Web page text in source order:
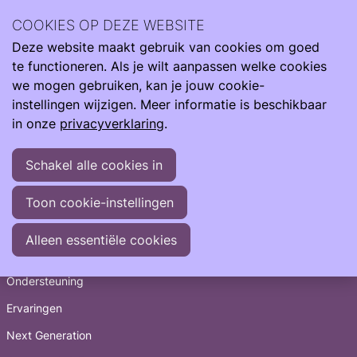
Zoeken
Archief 2024 oktober 2024
Archief > 2024 > oktober
22-10-2024-Jozua van Duuren wint de Care4Neo
Stimuleringsprijs 2024 voor zijn inzet tegen
infuuswonden bij couveuse baby’s
Snel naar
Informatie
Ondersteuning
Ervaringen
Next Generation
COOKIES OP DEZE WEBSITE
Deze website maakt gebruik van cookies om goed
te functioneren. Als je wilt aanpassen welke cookies
we mogen gebruiken, kan je jouw cookie-
instellingen wijzigen. Meer informatie is beschikbaar
in onze privacyverklaring.
Schakel alle cookies in
Toon cookie-instellingen
Alleen essentiële cookies